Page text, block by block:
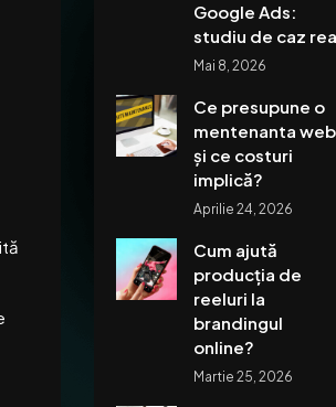
Google Ads:
studiu de caz
Mai 8, 2026
Ce presupune o
mentenanta web
și ce costuri
implică?
Aprilie 24, 2026
Cum ajută
producția de
reeluri la
brandingul
online?
Martie 25, 2026